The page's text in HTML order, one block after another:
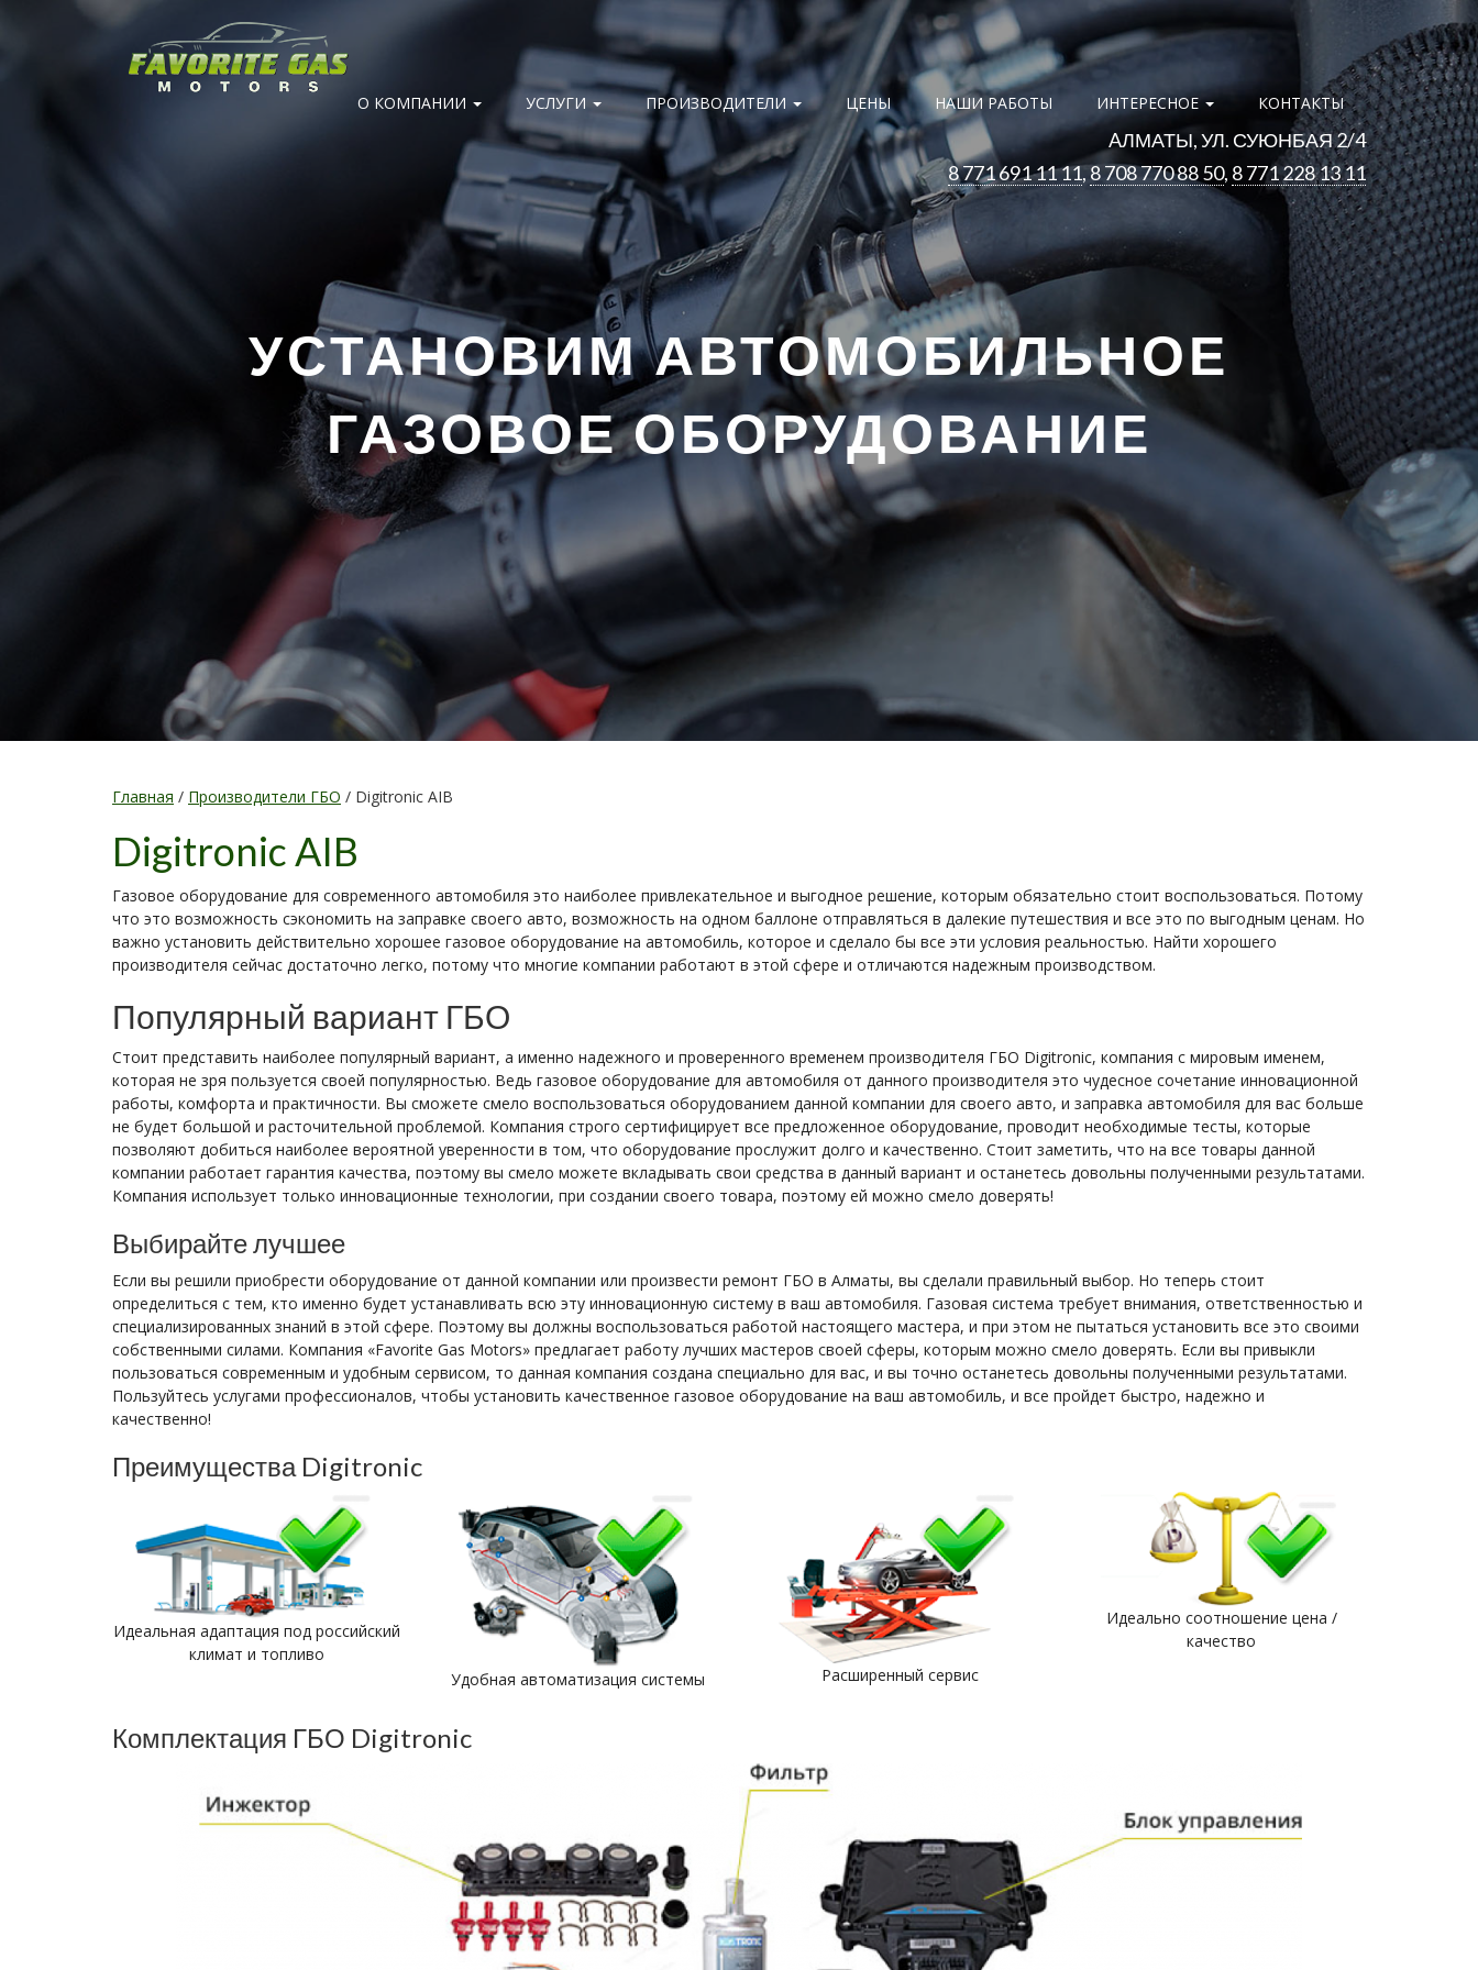
О КОМПАНИИ УСЛУГИ ПРОИЗВОДИТЕЛИ ЦЕНЫ НАШИ РАБОТЫ ИНТЕРЕСНОЕ КОНТАКТЫ
AЛМАТЫ, УЛ. СУЮНБАЯ 2/4
8 771 691 11 11,8 708 770 88 50, 8 771 228 13 11
УСТАНОВИМ АВТОМОБИЛЬНОЕ
ГАЗОВОЕ ОБОРУДОВАНИЕ
Главная / Производители ГБО / Digitronic AIB
Digitronic AIB
Газовое оборудование для современного автомобиля это наиболее привлекательное и выгодное решение, которым обязательно стоит воспользоваться. Потому
что это возможность сэкономить на заправке своего авто, возможность на одном баллоне отправляться в далекие путешествия и все это по выгодным ценам. Но
важно установить действительно хорошее газовое оборудование на автомобиль, которое и сделало бы все эти условия реальностью. Найти хорошего
производителя сейчас достаточно легко, потому что многие компании работают в этой сфере и отличаются надежным производством.
Популярный вариант ГБО
Стоит представить наиболее популярный вариант, а именно надежного и проверенного временем производителя ГБО Digitronic, компания с мировым именем,
которая не зря пользуется своей популярностью. Ведь газовое оборудование для автомобиля от данного производителя это чудесное сочетание инновационной
работы, комфорта и практичности. Вы сможете смело воспользоваться оборудованием данной компании для своего авто, и заправка автомобиля для вас больше
не будет большой и расточительной проблемой. Компания строго сертифицирует все предложенное оборудование, проводит необходимые тесты, которые
позволяют добиться наиболее вероятной уверенности в том, что оборудование прослужит долго и качественно. Стоит заметить, что на все товары данной
компании работает гарантия качества, поэтому вы смело можете вкладывать свои средства в данный вариант и останетесь довольны полученными результатами.
Компания использует только инновационные технологии, при создании своего товара, поэтому ей можно смело доверять!
Выбирайте лучшее
Если вы решили приобрести оборудование от данной компании или произвести ремонт ГБО в Алматы, вы сделали правильный выбор. Но теперь стоит
определиться с тем, кто именно будет устанавливать всю эту инновационную систему в ваш автомобиля. Газовая система требует внимания, ответственностью и
специализированных знаний в этой сфере. Поэтому вы должны воспользоваться работой настоящего мастера, и при этом не пытаться установить все это своими
собственными силами. Компания «Favorite Gas Motors» предлагает работу лучших мастеров своей сферы, которым можно смело доверять. Если вы привыкли
пользоваться современным и удобным сервисом, то данная компания создана специально для вас, и вы точно останетесь довольны полученными результатами.
Пользуйтесь услугами профессионалов, чтобы установить качественное газовое оборудование на ваш автомобиль, и все пройдет быстро, надежно и
качественно!
Преимущества Digitronic
Идеальная адаптация под российский
климат и топливо
Удобная автоматизация системы
Расширенный сервис
Идеально соотношение цена /
качество
Комплектация ГБО Digitronic